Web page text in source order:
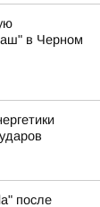
в Черном
после